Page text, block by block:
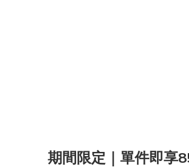
期間限定｜單件即享